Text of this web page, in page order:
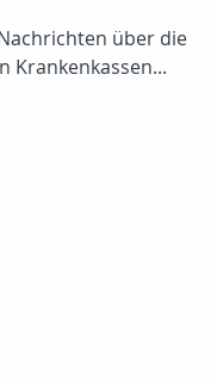
über die
Krankenkassen...